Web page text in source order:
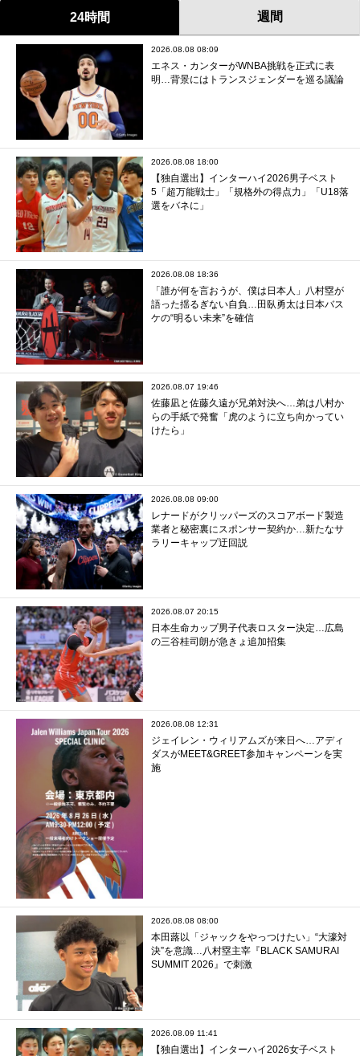
24時間 週間
2026.08.08 08:09
エネス・カンターがWNBA挑戦を正式に表
明…背景にはトランスジェンダーを巡る議論
2026.08.08 18:00
【独自選出】インターハイ2026男子ベスト
5「超万能戦士」「規格外の得点力」「U18落
選をバネに」
2026.08.08 18:36
「誰が何を言おうが、僕は日本人」八村塁が
語った揺るぎない自負…田臥勇太は日本バス
ケの“明るい未来”を確信
2026.08.07 19:46
佐藤凪と佐藤久遠が兄弟対決へ…弟は八村か
らの手紙で発奮「虎のように立ち向かってい
けたら」
2026.08.08 09:00
レナードがクリッパーズのスコアボード製造
業者と秘密裏にスポンサー契約か‬…新たなサ
ラリーキャップ迂回説
2026.08.07 20:15
日本生命カップ男子代表ロスター決定…広島
の三谷桂司朗が急きょ追加招集
2026.08.08 12:31
ジェイレン・ウィリアムズが来日へ…アディ
ダスがMEET&GREET参加キャンペーンを実
施
2026.08.08 08:00
本田蕗以「ジャックをやっつけたい」“大濠対
決”を意識…八村塁主宰『BLACK SAMURAI
SUMMIT 2026』で刺激
2026.08.09 11:41
【独自選出】インターハイ2026女子ベスト